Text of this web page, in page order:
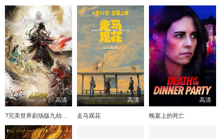
高清
?完美世界剧场版九劫焚天?
高清
走马观花
高清
晚宴上的死亡